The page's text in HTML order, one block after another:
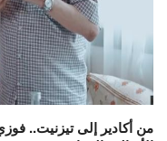
من أكادير إلى تيزنيت..